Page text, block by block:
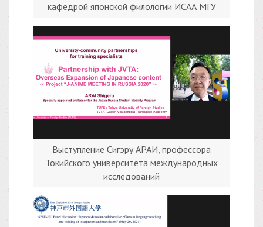
кафедрой японской филологии ИСАА МГУ
Выступление Сигэру АРАИ, профессора
Токийского университета международных
исследований